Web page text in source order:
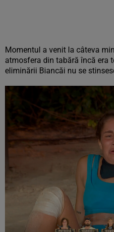
Momentul a venit la câteva
atmosfera din tabără încă era
eliminării Biancăi nu se